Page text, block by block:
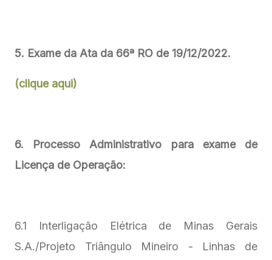
5. Exame da Ata da 66ª RO de 19/12/2022.
(clique aqui)
6. Processo Administrativo para exame de
Licença de Operação:
6.1 Interligação Elétrica de Minas Gerais
S.A./Projeto Triângulo Mineiro - Linhas de